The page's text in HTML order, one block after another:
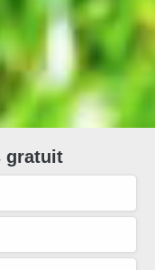
gratuit